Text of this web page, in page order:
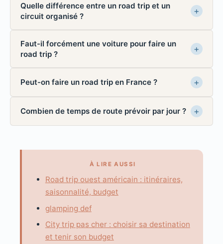
Quelle différence entre un road trip et un
circuit organisé ?
Faut-il forcément une voiture pour faire un
road trip ?
Peut-on faire un road trip en France ?
Combien de temps de route prévoir par jour ?
À LIRE AUSSI
Road trip ouest américain : itinéraires,
saisonnalité, budget
glamping def
City trip pas cher : choisir sa destination
et tenir son budget